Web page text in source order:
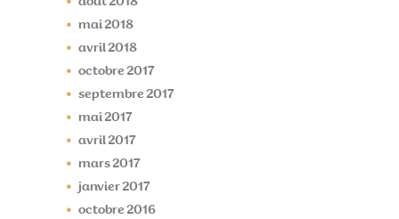
mai2018
avril2018
octobre 2017
septembre 2017
mai2017
avril2017
mars2017
janvier2017
octobre 2016